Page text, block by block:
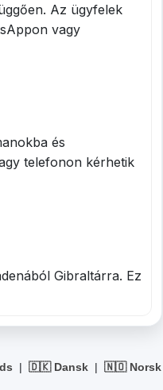
Az ügyfelek
vagy
és
telefonon kérhetik
Gibraltárra. Ez
| 🇩🇰 Dansk | 🇳🇴 Norsk